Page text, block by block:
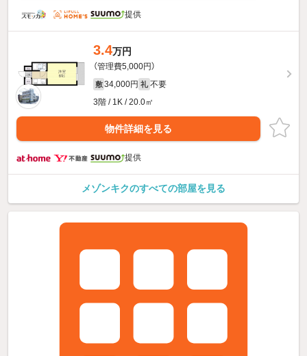
提供
3.4万円
（管理費5,000円）
敷 34,000円 礼 不要
3階 / 1K / 20.0㎡
物件詳細を見る
提供
メゾンキクのすべての部屋を見る